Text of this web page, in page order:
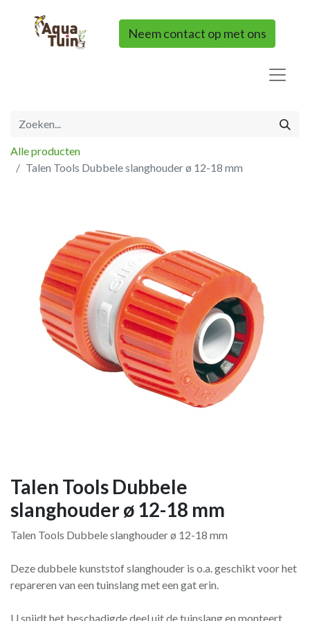
Neem contact op met ons
Alle producten
Talen Tools Dubbele slanghouder ø 12-18 mm
Talen Tools Dubbele
slanghouder ø 12-18 mm
Talen Tools Dubbele slanghouder ø 12-18 mm
Deze dubbele kunststof slanghouder is o.a. geschikt voor het
repareren van een tuinslang met een gat erin.
U snijdt het beschadigde deel uit de tuinslang en monteert